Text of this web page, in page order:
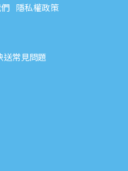
隱私權政策
送常見問題